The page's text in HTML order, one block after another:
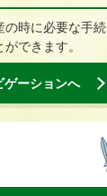
の時に必要な手続
できます。
ゲーションへ